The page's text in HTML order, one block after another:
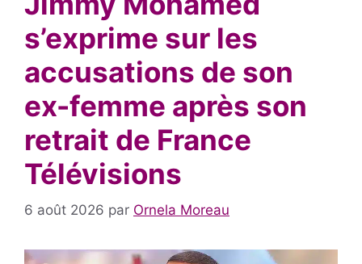
s’exprime sur les
accusations de son
ex-femme après son
retrait de France
Télévisions
6 août 2026 par Ornela Moreau